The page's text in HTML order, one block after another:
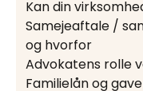
Kan din
Samejeaftale /
og hvorfor
Advokatens rolle
Familielån og